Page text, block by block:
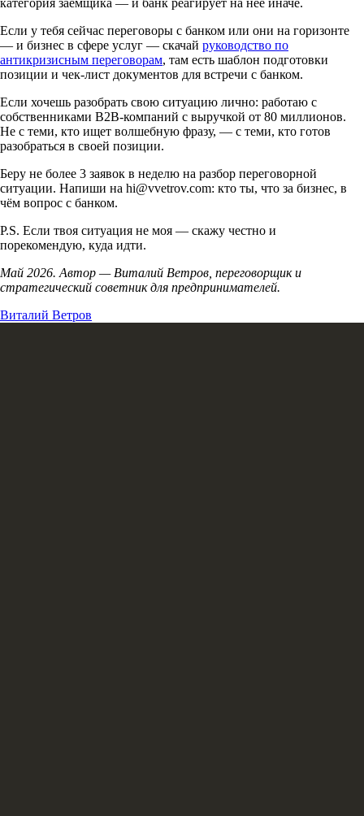
Если у тебя сейчас переговоры с банком или они на горизонте
— и бизнес в сфере услуг — скачай руководство по
антикризисным переговорам, там есть шаблон подготовки
позиции и чек-лист документов для встречи с банком.
Если хочешь разобрать свою ситуацию лично: работаю с
собственниками B2B-компаний с выручкой от 80 миллионов.
Не с теми, кто ищет волшебную фразу, — с теми, кто готов
разобраться в своей позиции.
Беру не более 3 заявок в неделю на разбор переговорной
ситуации. Напиши на hi@vvetrov.com: кто ты, что за бизнес, в
чём вопрос с банком.
P.S. Если твоя ситуация не моя — скажу честно и
порекомендую, куда идти.
Май 2026. Автор — Виталий Ветров, переговорщик и
стратегический советник для предпринимателей.
Виталий Ветров